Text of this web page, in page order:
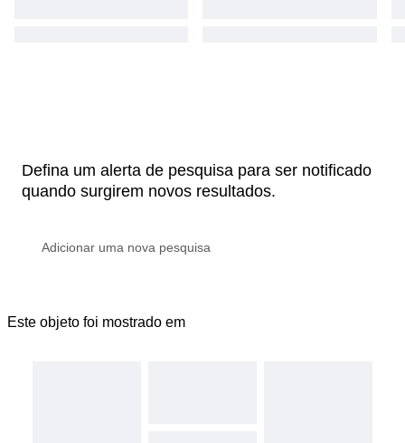
Defina um alerta de pesquisa para ser notificado
quando surgirem novos resultados.
Este objeto foi mostrado em